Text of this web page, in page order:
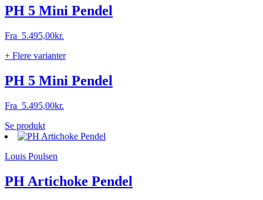
PH 5 Mini Pendel
Fra 5.495,00kr.
+ Flere varianter
PH 5 Mini Pendel
Fra 5.495,00kr.
Se produktDette
vare
flere
Mulighederne
kan
Louis Poulsen
PH Artichoke Pendel